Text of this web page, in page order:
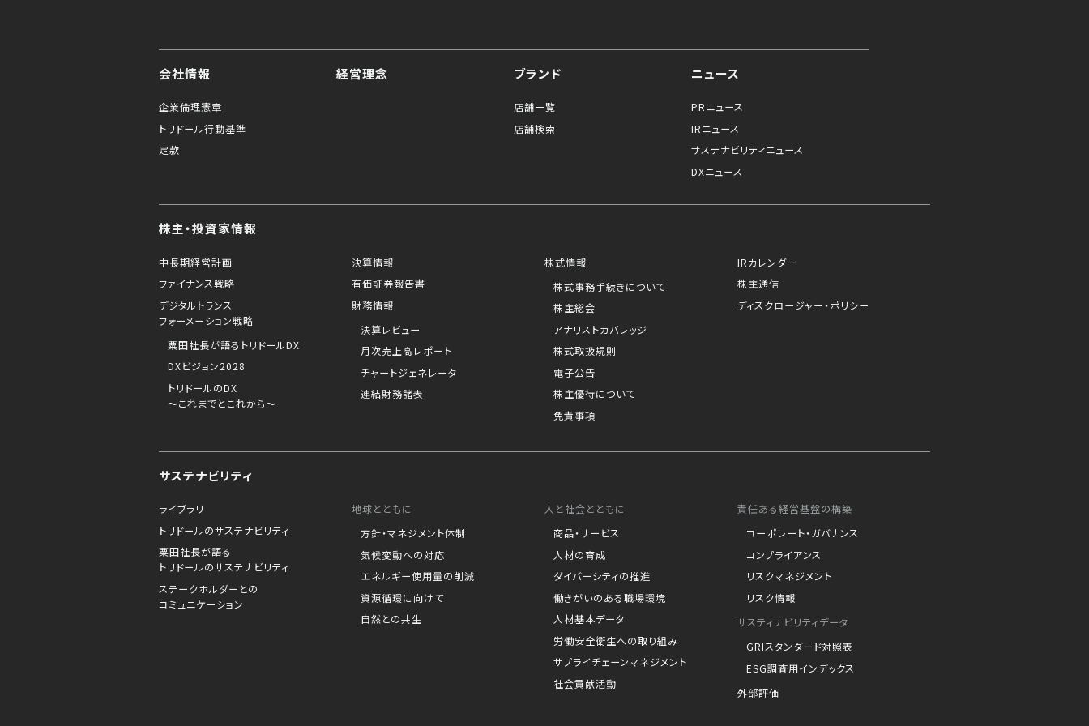
会社情報
企業倫理憲章
トリドール行動基準
定款
経営理念 ブランド
店舗一覧
店舗検索
ニュース
PRニュース
IRニュース
サステナビリティニュース
DXニュース
株主・投資家情報
中長期経営計画
ファイナンス戦略
デジタルトランス
フォーメーション戦略
粟田社長が語るトリドールDX
DXビジョン2028
トリドールのDX
～これまでとこれから～
決算情報
有価証券報告書
財務情報
決算レビュー
月次売上高レポート
チャートジェネレータ
連結財務諸表
株式情報
株式事務手続きについて
株主総会
アナリストカバレッジ
株式取扱規則
電子公告
株主優待について
免責事項
IRカレンダー
株主通信
ディスクロージャー・ポリシー
サステナビリティ
ライブラリ
トリドールのサステナビリティ
粟田社長が語る
トリドールのサステナビリティ
ステークホルダーとの
コミュニケーション
地球とともに
方針・マネジメント体制
気候変動への対応
エネルギー使用量の削減
資源循環に向けて
自然との共生
人と社会とともに
商品・サービス
人材の育成
ダイバーシティの推進
働きがいのある職場環境
人材基本データ
労働安全衛生への取り組み
サプライチェーンマネジメント
社会貢献活動
責任ある経営基盤の構築
コーポレート・ガバナンス
コンプライアンス
リスクマネジメント
リスク情報
サスティナビリティデータ
GRIスタンダード対照表
ESG調査用インデックス
外部評価